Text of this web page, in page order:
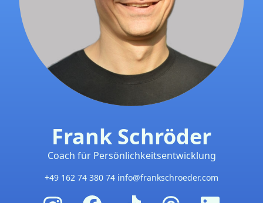
Frank Schröder
Coach für Persönlichkeitsentwicklung
+49 162 74 380 74 info@frankschroeder.com